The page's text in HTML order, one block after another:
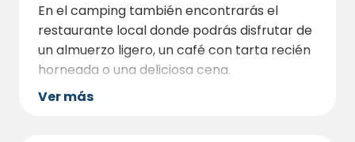
En el camping también encontrarás el
restaurante local donde podrás disfrutar de
un almuerzo ligero, un café con tarta recién
horneada o una deliciosa cena.
Ver más